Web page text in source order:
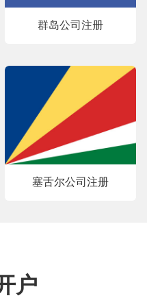
群岛公司注册
塞舌尔公司注册
户